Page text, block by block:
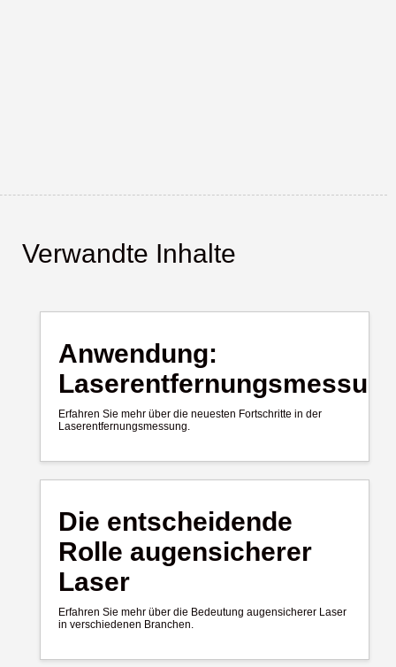
Verwandte Inhalte
Anwendung:
Erfahren Sie mehr über die neuesten Fortschritte in der
Laserentfernungsmessung.
Die entscheidende
Rolle augensicherer
Laser
Erfahren Sie mehr über die Bedeutung augensicherer Laser
in verschiedenen Branchen.